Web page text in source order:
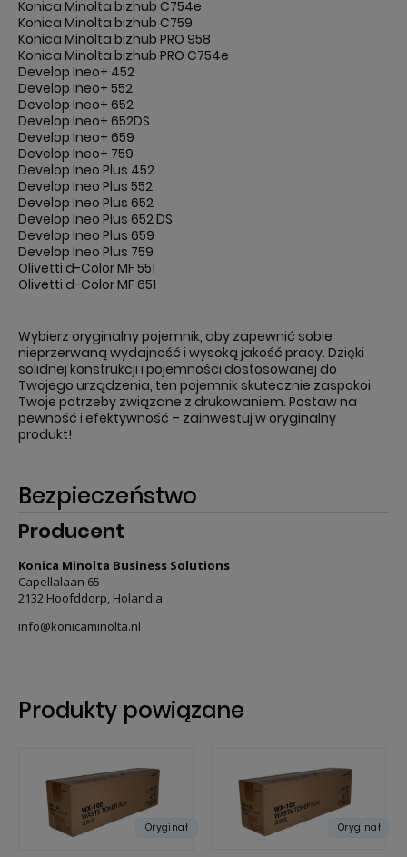
Konica Minolta bizhub C754e
Konica Minolta bizhub C759
Konica Minolta bizhub PRO 958
Konica Minolta bizhub PRO C754e
Develop Ineo+ 452
Develop Ineo+ 552
Develop Ineo+ 652
Develop Ineo+ 652DS
Develop Ineo+ 659
Develop Ineo+ 759
Develop Ineo Plus 452
Develop Ineo Plus 552
Develop Ineo Plus 652
Develop Ineo Plus 652 DS
Develop Ineo Plus 659
Develop Ineo Plus 759
Olivetti d-Color MF 551
Olivetti d-Color MF 651
Wybierz oryginalny pojemnik, aby zapewnić sobie
nieprzerwaną wydajność i wysoką jakość pracy. Dzięki
solidnej konstrukcji i pojemności dostosowanej do
Twojego urządzenia, ten pojemnik skutecznie zaspokoi
Twoje potrzeby związane z drukowaniem. Postaw na
pewność i efektywność – zainwestuj w oryginalny
produkt!
Bezpieczeństwo
Producent
Konica Minolta Business Solutions
Capellalaan 65
2132 Hoofddorp, Holandia
info@konicaminolta.nl
Produkty powiązane
Oryginał Oryginał